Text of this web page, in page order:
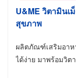
U&ME วิตามิน
สุขภาพ
ผลิตภัณฑ์เสริมอาห
ได้ง่าย มาพร้อมวิต